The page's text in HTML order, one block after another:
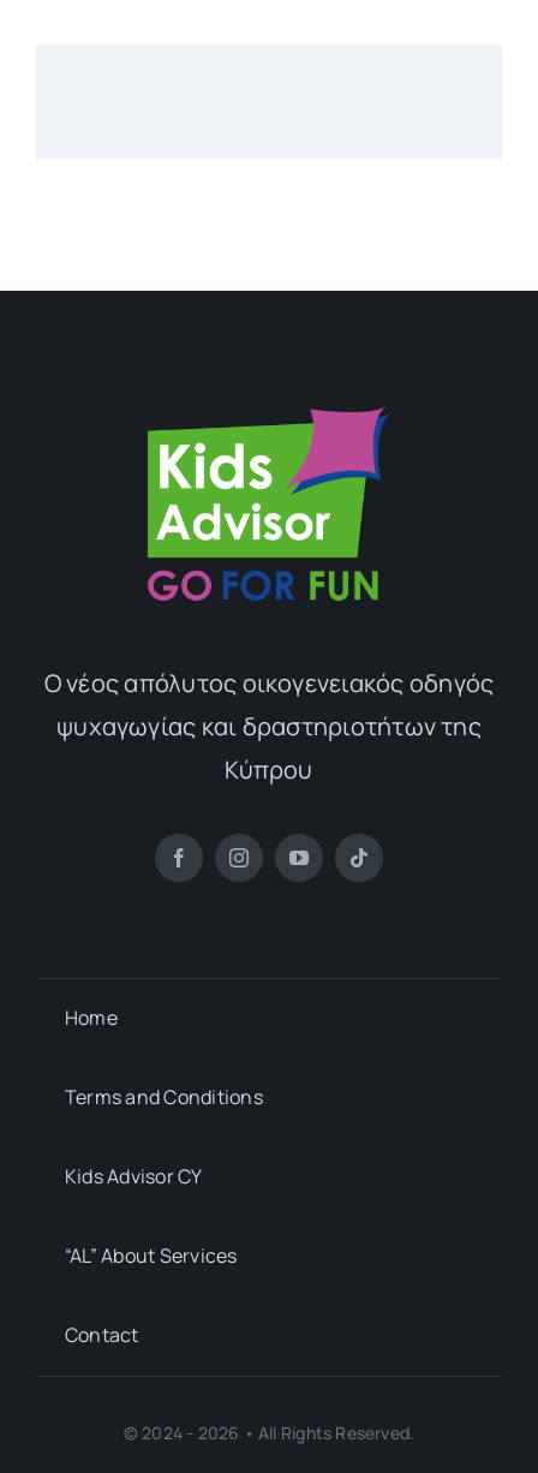
Ο νέος απόλυτος οικογενειακός οδηγός
ψυχαγωγίας και δραστηριοτήτων της
Κύπρου
Home
Terms and Conditions
Kids Advisor CY
“AL” About Services
Contact
© 2024 - 2026 • All Rights Reserved.